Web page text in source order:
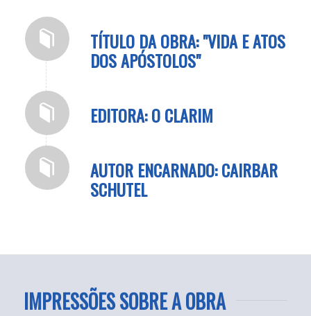
TÍTULO DA OBRA: "VIDA E ATOS
DOS APÓSTOLOS"
EDITORA: O CLARIM
AUTOR ENCARNADO: CAIRBAR
SCHUTEL
IMPRESSÕES SOBRE A OBRA